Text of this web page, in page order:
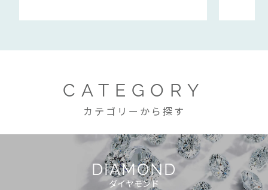
CATEGORY
カテゴリーから探す
DIAMOND
ダイヤモンド